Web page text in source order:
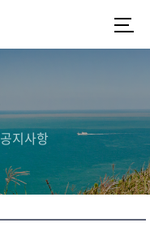
공지사항